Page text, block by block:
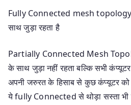
Fully Connected mesh
साथ जुड़ा रहता है
Partially Connected Mesh
के साथ जुड़ा नहीं रहता बल्कि सभी
अपनी जरुरत के हिसाब से कुछ कंप्यूटर
ये fully Connected से थोड़ा सस्ता भी